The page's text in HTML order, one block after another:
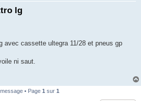
lg
avec cassette ultegra 11/28 et pneus gp
ni saut.
• Page 1 sur 1